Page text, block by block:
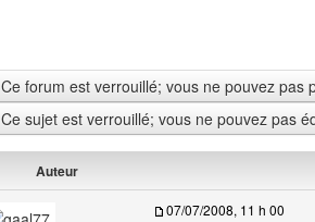
Ce forum est verrouillé; vous ne pouvez pas
Ce sujet est verrouillé; vous ne pouvez pas
Auteur
07/07/2008, 11 h 00